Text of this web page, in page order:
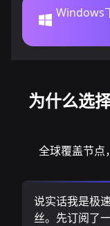
Windows
为什么选
全球覆盖节点
说实话我是极
丝。先订阅了